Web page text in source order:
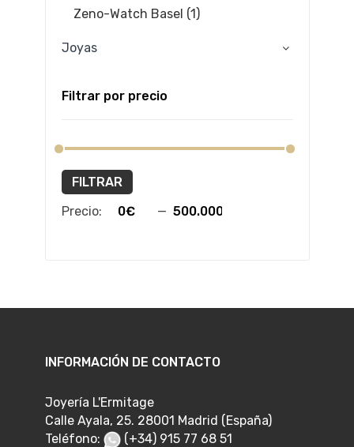
Zeno-Watch Basel (1)
Joyas
Filtrar por precio
FILTRAR
Precio:
—
INFORMACIÓN DE CONTACTO
Joyería L'Ermitage
Calle Ayala, 25. 28001 Madrid (España)
Teléfono:
(+34) 915 77 68 51